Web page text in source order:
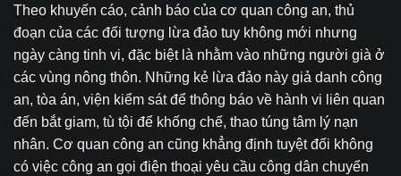
Theo khuyến cáo, cảnh báo của cơ quan công an, thủ
đoạn của các đối tượng lừa đảo tuy không mới nhưng
ngày càng tinh vi, đặc biệt là nhằm vào những người già ở
các vùng nông thôn. Những kẻ lừa đảo này giả danh công
an, tòa án, viện kiểm sát để thông báo về hành vi liên quan
đến bắt giam, tù tội để khống chế, thao túng tâm lý nạn
nhân. Cơ quan công an cũng khẳng định tuyệt đối không
có việc công an gọi điện thoại yêu cầu công dân chuyển